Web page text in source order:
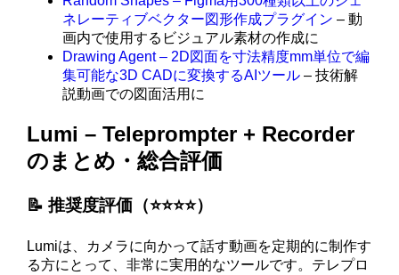
ネレーティブベクター図形作成プラグイン – 動
画内で使用するビジュアル素材の作成に
Drawing Agent – 2D図面を寸法精度mm単位で編
集可能な3D CADに変換するAIツール – 技術解
説動画での図面活用に
Lumi – Teleprompter + Recorder
のまとめ・総合評価
📝 推奨度評価（⭐️⭐️⭐️⭐️）
Lumiは、カメラに向かって話す動画を定期的に制作す
る方にとって、非常に実用的なツールです。テレプロ